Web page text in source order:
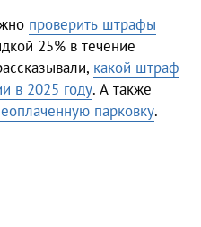
проверить штрафы
25% в течение
какой штраф
в 2025 году. А также
парковку.